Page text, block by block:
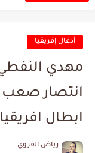
أدغال إفريقيا
مهدي النفطي
انتصار صعب
ابطال افريقيا
رياض القروي